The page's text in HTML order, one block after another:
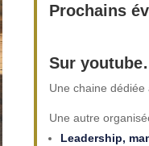
Prochains
Sur
Une chaine
Une autre
Leadership,